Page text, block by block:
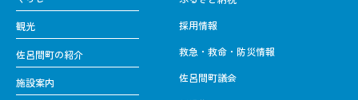
観光
佐呂間町の紹介
施設案内
採用情報
救急・救命・防災情報
佐呂間町議会